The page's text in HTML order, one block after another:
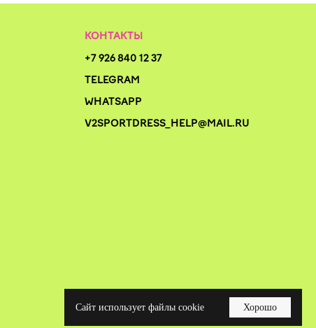
Сайт использует файлы cookie Хорошо
КОНТАКТЫ
+7 926 840 12 37
TELEGRAM
WHATSAPP
V2SPORTDRESS_HELP@MAIL.RU